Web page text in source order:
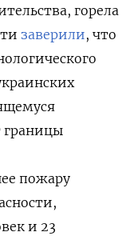
горела
заверили, что
границы
пожару
и 23